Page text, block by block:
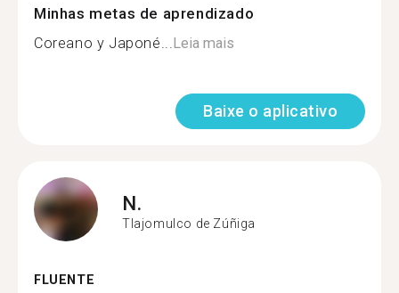
Minhas metas de aprendizado
Coreano y Japoné...Leia mais
Baixe o aplicativo
N.
Tlajomulco de Zúñiga
FLUENTE